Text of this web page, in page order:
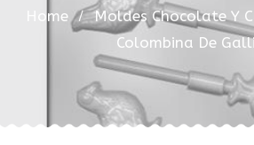
Home
Moldes Chocolate Y
Colombina De